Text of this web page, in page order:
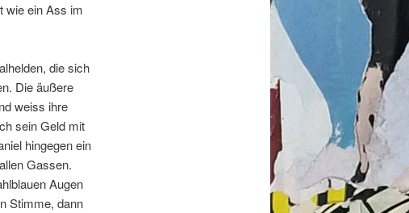
wie ein Ass im
die sich
Die äußere
weiss ihre
sein Geld mit
hingegen ein
Gassen.
Augen
Stimme, dann